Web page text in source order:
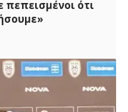
πεπεισμένοι ότι